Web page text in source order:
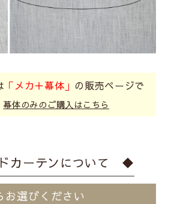
「メカ＋幕体」 の販売ページで
幕体のみのご購入はこちら
カーテンについて ◆
お選びください